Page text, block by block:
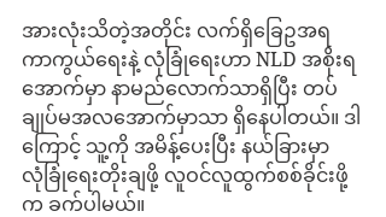
အားလုံးသိတဲ့အတိုင်း လက်ရှိခြေဥအရ
ကာကွယ်ရေးနဲ့ လုံခြုံရေးဟာ NLD အစိုးရ
အောက်မှာ နာမည်လောက်သာရှိပြီး တပ်
ချုပ်မအလအောက်မှာသာ ရှိနေပါတယ်။ ဒါ
ကြောင့် သူ့ကို အမိန့်ပေးပြီး နယ်ခြားမှာ
လုံခြုံရေးတိုးချဖို့ လူဝင်လူထွက်စစ်ခိုင်းဖို့
က ခက်ပါမယ်။